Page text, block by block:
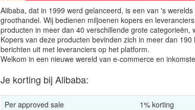
Alibaba, dat in 1999 werd gelanceerd, is een van 's
groothandel. Wij bedienen miljoenen kopers en
producten in meer dan 40 verschillende grote
Kopers van deze producten bevinden zich in meer dan
berichten uit met leveranciers op het platform.
Welkom in een nieuwe wereld van e-commerce en
Je korting bij Alibaba:
Per approved sale 1% korting